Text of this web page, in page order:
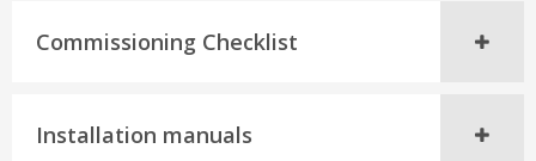
Commissioning Checklist
Installation manuals